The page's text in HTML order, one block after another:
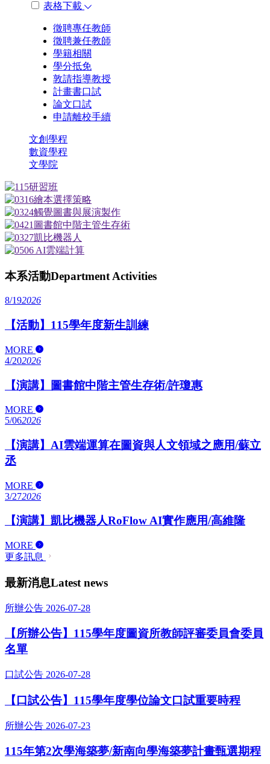
表格下載
徵聘專任教師
徵聘兼任教師
學籍相關
學分抵免
敦請指導教授
計畫書口試
論文口試
申請離校手續
文創學程
數資學程
文學院
本系活動Department Activities
8/192026
【活動】115學年度新生訓練
MORE
4/202026
【演講】圖書館中階主管生存術/許瓊惠
MORE
5/062026
【演講】AI雲端運算在圖資與人文領域之應用/蘇立
丞
MORE
3/272026
【演講】凱比機器人RoFlow AI實作應用/高維隆
MORE
更多訊息
最新消息Latest news
所辦公告 2026-07-28
【所辦公告】115學年度圖資所教師評審委員會委員
名單
口試公告 2026-07-28
【口試公告】115學年度學位論文口試重要時程
所辦公告 2026-07-23
115年第2次學海築夢/新南向學海築夢計畫甄選期程